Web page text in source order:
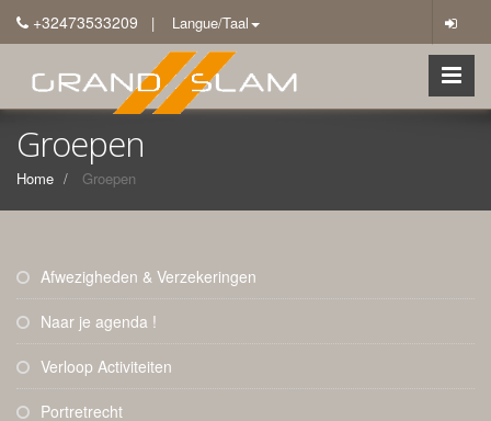
+32473533209 | Langue/Taal
Groepen
Home Groepen
Afwezigheden & Verzekeringen
Naar je agenda !
Verloop Activiteiten
Portretrecht